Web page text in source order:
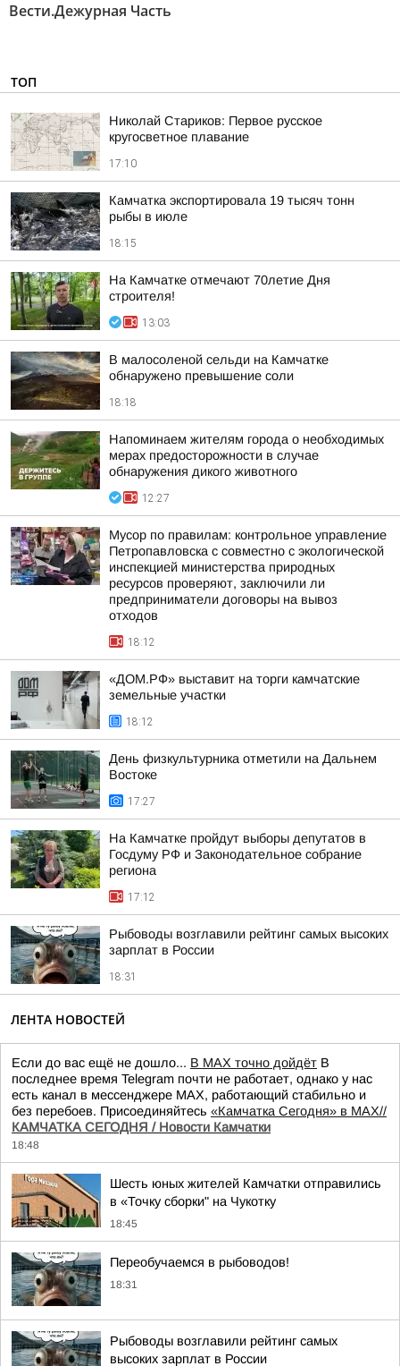
Вести.Дежурная Часть
ТОП
Николай Стариков: Первое русское
кругосветное плавание
17:10
Камчатка экспортировала 19 тысяч тонн
рыбы в июле
18:15
На Камчатке отмечают 70летие Дня
строителя!
13:03
В малосоленой сельди на Камчатке
обнаружено превышение соли
18:18
Напоминаем жителям города о необходимых
мерах предосторожности в случае
обнаружения дикого животного
12:27
Мусор по правилам: контрольное управление
Петропавловска с совместно с экологической
инспекцией министерства природных
ресурсов проверяют, заключили ли
предприниматели договоры на вывоз
отходов
18:12
«ДОМ.РФ» выставит на торги камчатские
земельные участки
18:12
День физкультурника отметили на Дальнем
Востоке
17:27
На Камчатке пройдут выборы депутатов в
Госдуму РФ и Законодательное собрание
региона
17:12
Рыбоводы возглавили рейтинг самых высоких
зарплат в России
18:31
ЛЕНТА НОВОСТЕЙ
Если до вас ещё не дошло... В MAX точно дойдёт В
последнее время Telegram почти не работает, однако у нас
есть канал в мессенджере MAX, работающий стабильно и
без перебоев. Присоединяйтесь «Камчатка Сегодня» в MAX//
КАМЧАТКА СЕГОДНЯ / Новости Камчатки
18:48
Шесть юных жителей Камчатки отправились
в «Точку сборки" на Чукотку
18:45
Переобучаемся в рыбоводов!
18:31
Рыбоводы возглавили рейтинг самых
высоких зарплат в России